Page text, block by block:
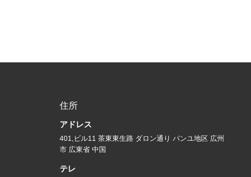
住所
アドレス
401,ビル11 茶東東生路 ダロン通り パンユ地区 広州
市 広東省 中国
テレ